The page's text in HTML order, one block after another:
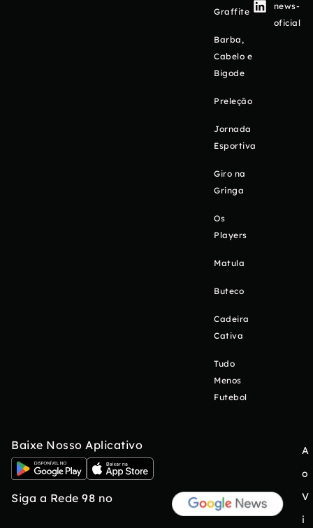
Graffite
Barba,
Cabelo e
Bigode
Preleção
Jornada
Esportiva
Giro na
Gringa
Os
Players
Matula
Buteco
Cadeira
Cativa
Tudo
Menos
Futebol
news-
oficial
Baixe Nosso Aplicativo
Siga a Rede 98 no
A
o
V
i